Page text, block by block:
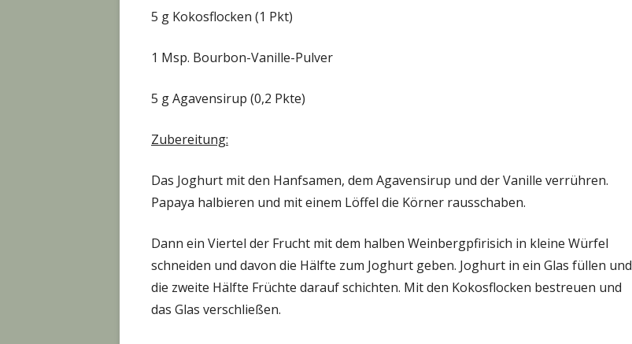
5 g Kokosflocken (1 Pkt)
1 Msp. Bourbon-Vanille-Pulver
5 g Agavensirup (0,2 Pkte)
Zubereitung:
Das Joghurt mit den Hanfsamen, dem Agavensirup und der Vanille verrühren.
Papaya halbieren und mit einem Löffel die Körner rausschaben.
Dann ein Viertel der Frucht mit dem halben Weinbergpfirisich in kleine Würfel
schneiden und davon die Hälfte zum Joghurt geben. Joghurt in ein Glas füllen und
die zweite Hälfte Früchte darauf schichten. Mit den Kokosflocken bestreuen und
das Glas verschließen.